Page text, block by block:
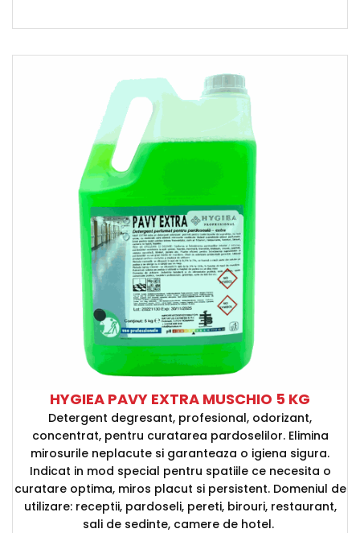
HYGIEA PAVY EXTRA MUSCHIO 5 KG
Detergent degresant, profesional, odorizant,
concentrat, pentru curatarea pardoselilor. Elimina
mirosurile neplacute si garanteaza o igiena sigura.
Indicat in mod special pentru spatiile ce necesita o
curatare optima, miros placut si persistent. Domeniul de
utilizare: receptii, pardoseli, pereti, birouri, restaurant,
sali de sedinte, camere de hotel.